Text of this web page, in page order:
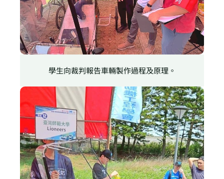
學生向裁判報告車輛製作過程及原理。